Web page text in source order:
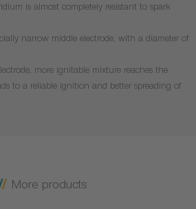
is almost completely resistant to spark
narrow middle electrode, with a diameter of
more ignitable mixture reaches the
to a reliable ignition and better spreading of
More products